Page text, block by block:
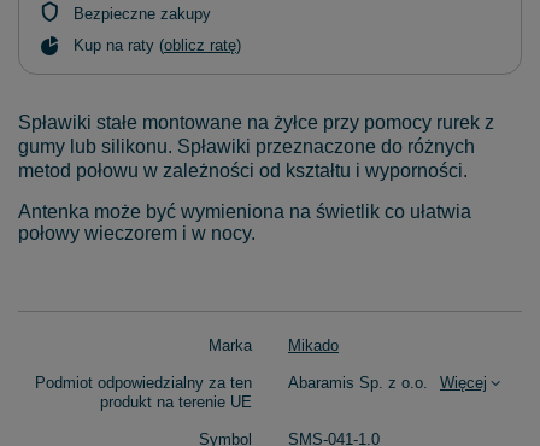
Bezpieczne zakupy
Kup na raty (oblicz ratę)
Spławiki stałe montowane na żyłce przy pomocy rurek z
gumy lub silikonu. Spławiki przeznaczone do różnych
metod połowu w zależności od kształtu i wyporności.
Antenka może być wymieniona na świetlik co ułatwia
połowy wieczorem i w nocy.
Marka Mikado
Podmiot odpowiedzialny za ten
produkt na terenie UE
Abaramis Sp. z o.o. Więcej
Symbol SMS-041-1.0